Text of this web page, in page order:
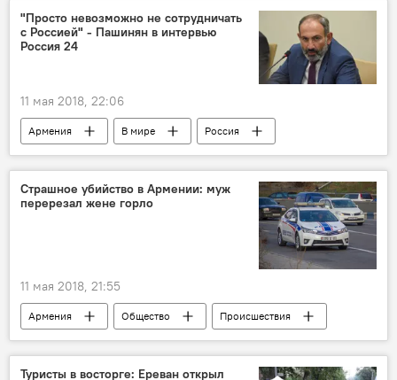
Иран
санкции
заявление
столкновение
"Просто невозможно не сотрудничать
с Россией" - Пашинян в интервью
Россия 24
11 мая 2018, 22:06
Армения В мире
Россия
Политика
Страшное убийство в Армении: муж
перерезал жене горло
11 мая 2018, 21:55
Армения Общество
Происшествия
Происшествия и инциденты в Армении
Туристы в восторге: Ереван открыл